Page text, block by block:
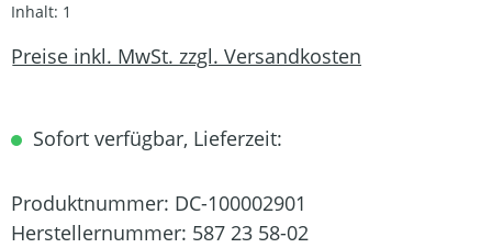
Inhalt: 1
Preise inkl. MwSt. zzgl. Versandkosten
Sofort verfügbar, Lieferzeit:
Produktnummer: DC-100002901
Herstellernummer: 587 23 58-02